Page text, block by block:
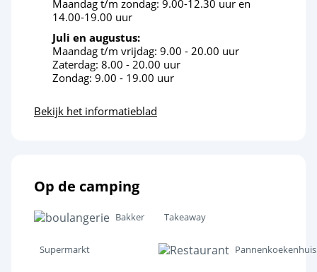
Cultuur en erfgoed
Maandag t/m zondag: 9.00-12.30 uur en
14.00-19.00 uur
Juli en augustus:
Maandag t/m vrijdag: 9.00 - 20.00 uur
Zaterdag: 8.00 - 20.00 uur
Zondag: 9.00 - 19.00 uur
Bekijk het informatieblad
Op de camping
Bakker Takeaway
Supermarkt Pannenkoekenhuis